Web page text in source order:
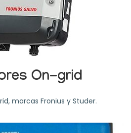
On-grid
marcas Fronius y Studer.